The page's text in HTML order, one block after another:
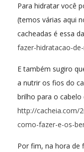
Para hidratar você
(temos várias aqui
cacheadas é essa
fazer-hidratacao-
E também sugiro
a nutrir os fios do
brilho para o cabelo
http://cacheia.com/
como-fazer-e-os-
Por fim, na hora de